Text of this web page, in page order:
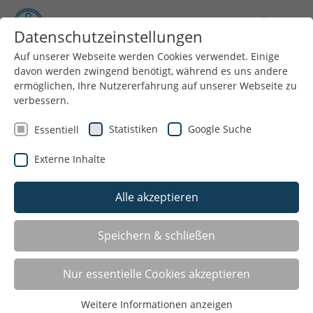
Menü
Bundeskinderschutzgesetz – Erweitertes
Führungszeugnis / § 72a SGB VIII
Bundeskinderschutzgesetz betrifft auch
Sportvereine
Datenschutzeinstellungen
Auf unserer Webseite werden Cookies verwendet. Einige
davon werden zwingend benötigt, während es uns andere
ermöglichen, Ihre Nutzererfahrung auf unserer Webseite zu
verbessern.
Essentiell Statistiken Google Suche
Externe Inhalte
Alle akzeptieren
Speichern & schließen
Nur essentielle Cookies akzeptieren
Weitere Informationen anzeigen